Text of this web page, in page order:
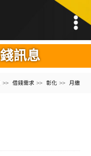
訊息
借錢需求 彰化 月繳